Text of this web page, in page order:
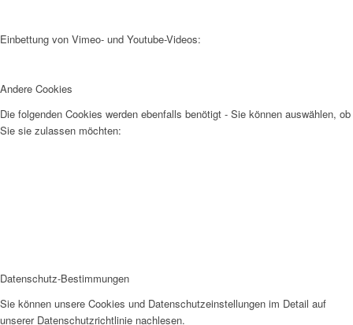
Einbettung von Vimeo- und Youtube-Videos:
Andere Cookies
Die folgenden Cookies werden ebenfalls benötigt - Sie können auswählen, ob
Sie sie zulassen möchten:
Datenschutz-Bestimmungen
Sie können unsere Cookies und Datenschutzeinstellungen im Detail auf
unserer Datenschutzrichtlinie nachlesen.